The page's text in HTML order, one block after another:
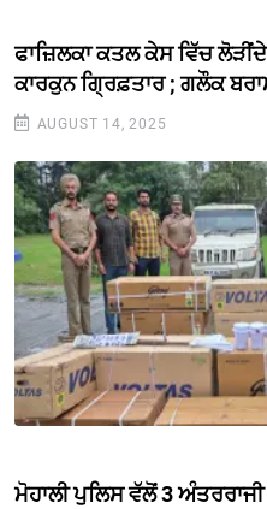
ਫਾਜ਼ਿਲਕਾ ਕਤਲ ਕੇਸ ਵਿੱਚ
ਕਾਰਕੁਨ ਗ੍ਰਿਫ਼ਤਾਰ ; ਗਲੌਕ
AUGUST 14, 2025
ਮੋਹਾਲੀ ਪੁਲਿਸ ਵੱਲੋਂ 3